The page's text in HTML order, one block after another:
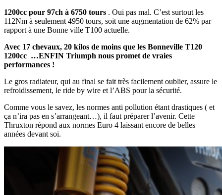
1200cc pour 97ch à 6750 tours . Oui pas mal. C’est surtout les
112Nm à seulement 4950 tours, soit une augmentation de 62% par
rapport à une Bonne ville T100 actuelle.
Avec 17 chevaux, 20 kilos de moins que les Bonneville T120
1200cc …ENFIN Triumph nous promet de vraies
performances !
Le gros radiateur, qui au final se fait très facilement oublier, assure le
refroidissement, le ride by wire et l’ABS pour la sécurité.
Comme vous le savez, les normes anti pollution étant drastiques ( et
ça n’ira pas en s’arrangeant…), il faut préparer l’avenir. Cette
Thruxton répond aux normes Euro 4 laissant encore de belles
années devant soi.